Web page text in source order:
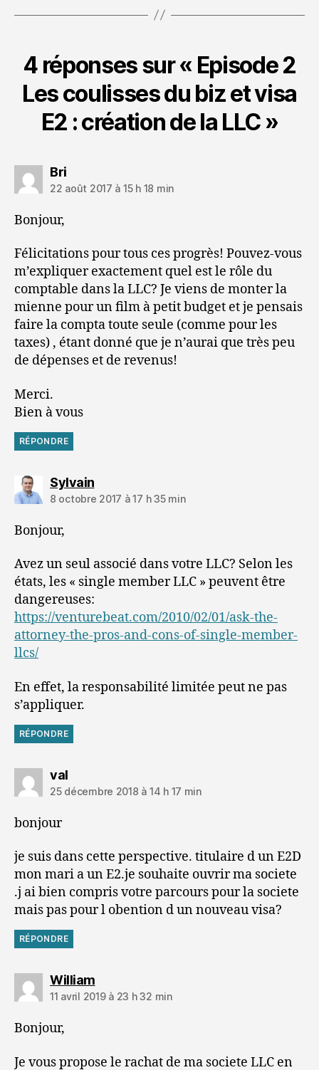
4 réponses sur « Episode 2
Les coulisses du biz et visa
E2 : création de la LLC »
Bridit :
22 août 2017 à 15 h 18 min
Bonjour,
Félicitations pour tous ces progrès! Pouvez-vous
m’expliquer exactement quel est le rôle du
comptable dans la LLC? Je viens de monter la
mienne pour un film à petit budget et je pensais
faire la compta toute seule (comme pour les
taxes) , étant donné que je n’aurai que très peu
de dépenses et de revenus!
Merci.
Bien à vous
RÉPONDRE
Sylvaindit :
8 octobre 2017 à 17 h 35 min
Bonjour,
Avez un seul associé dans votre LLC? Selon les
états, les « single member LLC » peuvent être
dangereuses:
https://venturebeat.com/2010/02/01/ask-the-
attorney-the-pros-and-cons-of-single-member-
llcs/
En effet, la responsabilité limitée peut ne pas
s’appliquer.
RÉPONDRE
valdit :
25 décembre 2018 à 14 h 17 min
bonjour
je suis dans cette perspective. titulaire d un E2D
mon mari a un E2.je souhaite ouvrir ma societe
.j ai bien compris votre parcours pour la societe
mais pas pour l obention d un nouveau visa?
RÉPONDRE
Williamdit :
11 avril 2019 à 23 h 32 min
Bonjour,
Je vous propose le rachat de ma societe LLC en